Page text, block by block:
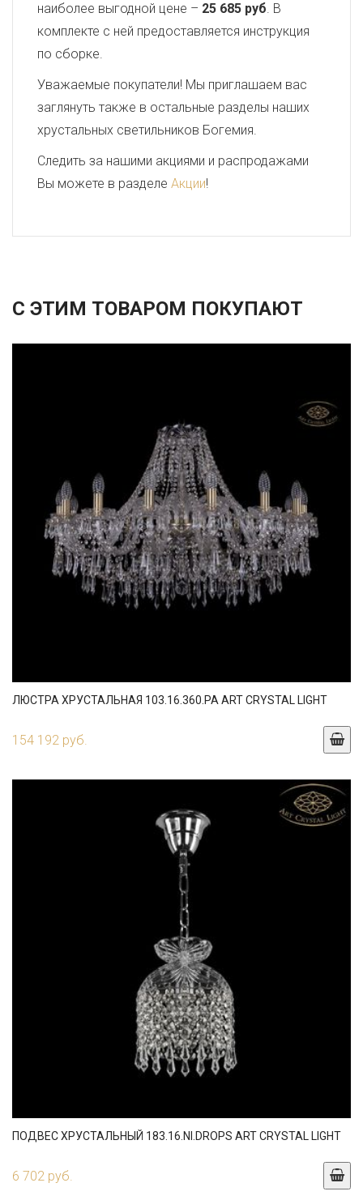
наиболее выгодной цене – 25 685 руб. В
комплекте с ней предоставляется инструкция
по сборке.
Уважаемые покупатели! Мы приглашаем вас
заглянуть также в остальные разделы наших
хрустальных светильников Богемия.
Следить за нашими акциями и распродажами
Вы можете в разделе Акции!
С ЭТИМ ТОВАРОМ ПОКУПАЮТ
ЛЮСТРА ХРУСТАЛЬНАЯ 103.16.360.PA ART CRYSTAL LIGHT
154 192 руб.
ПОДВЕС ХРУСТАЛЬНЫЙ 183.16.NI.DROPS ART CRYSTAL LIGHT
6 702 руб.